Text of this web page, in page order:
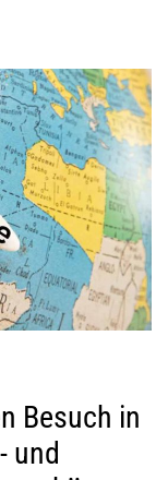
Besuch in
und